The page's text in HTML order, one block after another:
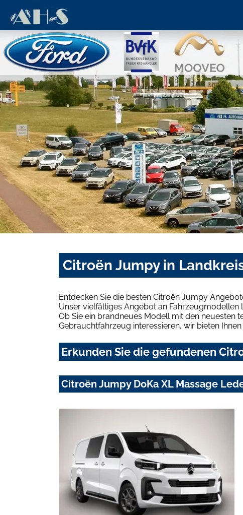
Citroën Jumpy in
Entdecken Sie die besten Citroën Jumpy
Unser vielfältiges Angebot an Fahrzeugmodellen
Ob Sie ein brandneues Modell mit den neuesten
Gebrauchtfahrzeug interessieren, wir bieten
Erkunden Sie die gefundenen
Citroën Jumpy DoKa XL Massage